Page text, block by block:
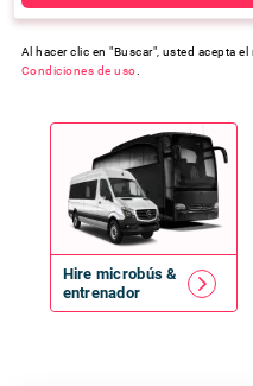
Al hacer clic en "Buscar", usted acepta
Condiciones de uso
Hire microbús &
entrenador